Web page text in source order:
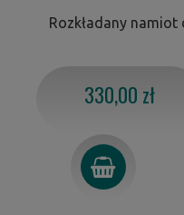
Rozkładany
330,00 zł